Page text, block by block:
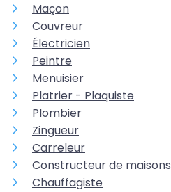
Maçon
Couvreur
Électricien
Peintre
Menuisier
Platrier - Plaquiste
Plombier
Zingueur
Carreleur
Constructeur de maisons
Chauffagiste